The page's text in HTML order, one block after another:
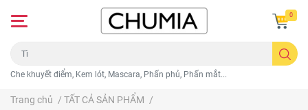
Che khuyết điểm, Kem lót, Mascara, Phấn phủ, Phấn mắt...
0
Trang chủ / TẤT CẢ SẢN PHẨM /